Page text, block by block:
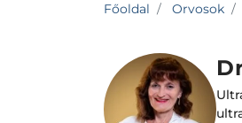
Főoldal Orvosok